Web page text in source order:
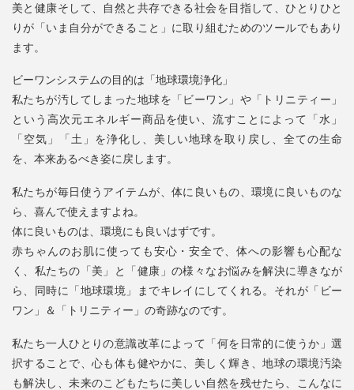
美と健康そして、自然と共存できる社会を目指して、ひとりひと
りが「いま自分ができること」に取り組むためのツールでもあり
ます。
ビーワンシステムの目的は「地球環境浄化」
私たちが汚してしまった地球を「ビーワン」や「トリニティー」
という高次元エネルギー商品を使い、流すことによって「水」
「空気」「土」を浄化し、美しい地球を取り戻し、全ての生命
を、本来あるべき姿に戻します。
私たちが毎日使うアイテムが、体に良いもの、環境に良いものな
ら、喜んで使えますよね。
体に良いものは、環境にも良いはずです。
赤ちゃんのお肌に使っても安心・安全で、体への影響も心配な
く、私たちの「美」と「健康」の様々なお悩みを解決に導きなが
ら、同時に「地球環境」までキレイにしてくれる。それが「ビー
ワン」＆「トリニティー」の奇跡なのです。
私たち一人ひとりの意識改革によって「何を日常的に使うか」選
択することで、心も体も健やかに、美しく輝き、地球の環境汚染
も解決し、未来のこどもたちに美しい自然を残せたら、こんなに